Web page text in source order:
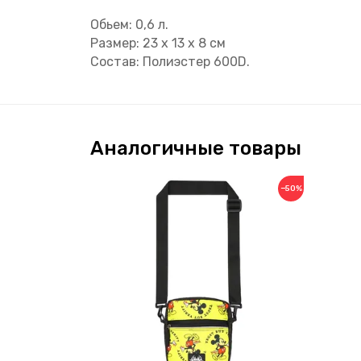
Обьем: 0,6 л.
Размер: 23 x 13 x 8 см
Состав: Полиэстер 600D.
Аналогичные товары
−50%